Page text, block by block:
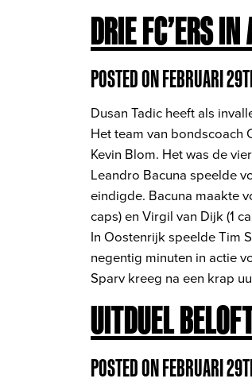
DRIE FC’ERS
POSTED ON FEBRUARI
Dusan Tadic heeft als
Het team van bondscoach
Kevin Blom. Het was de
Leandro Bacuna speelde
eindigde. Bacuna maakte
caps) en Virgil van Dijk (1
In Oostenrijk speelde Tim
negentig minuten in actie
Sparv kreeg na een krap
UITDUEL
POSTED ON FEBRUARI